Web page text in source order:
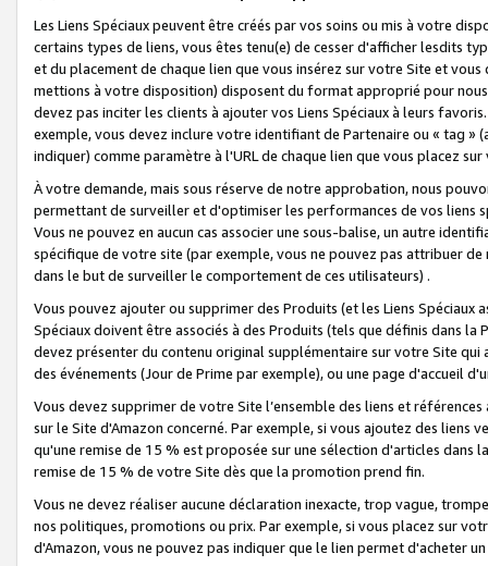
Les Liens Spéciaux peuvent être créés par vos soins ou mis à votre
certains types de liens, vous êtes tenu(e) de cesser d'afficher lesdits
et du placement de chaque lien que vous insérez sur votre Site et
mettions à votre disposition) disposent du format approprié pour
devez pas inciter les clients à ajouter vos Liens Spéciaux à leurs
exemple, vous devez inclure votre identifiant de Partenaire ou « tag
indiquer) comme paramètre à l'URL de chaque lien que vous placez
À votre demande, mais sous réserve de notre approbation, nous
permettant de surveiller et d'optimiser les performances de vos liens
Vous ne pouvez en aucun cas associer une sous-balise, un autre
spécifique de votre site (par exemple, vous ne pouvez pas attribuer
dans le but de surveiller le comportement de ces utilisateurs) .
Vous pouvez ajouter ou supprimer des Produits (et les Liens
Spéciaux doivent être associés à des Produits (tels que définis dans
devez présenter du contenu original supplémentaire sur votre Site qui
des événements (Jour de Prime par exemple), ou une page d'accueil
Vous devez supprimer de votre Site l’ensemble des liens et
sur le Site d'Amazon concerné. Par exemple, si vous ajoutez des
qu'une remise de 15 % est proposée sur une sélection d'articles
remise de 15 % de votre Site dès que la promotion prend fin.
Vous ne devez réaliser aucune déclaration inexacte, trop vague,
nos politiques, promotions ou prix. Par exemple, si vous placez sur
d'Amazon, vous ne pouvez pas indiquer que le lien permet d'acheter